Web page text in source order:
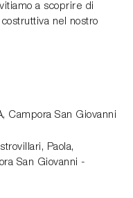
a scoprire di
nel nostro
Campora San Giovanni
Paola,
San Giovanni -